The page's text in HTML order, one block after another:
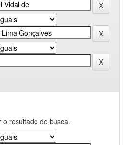
o resultado de busca.